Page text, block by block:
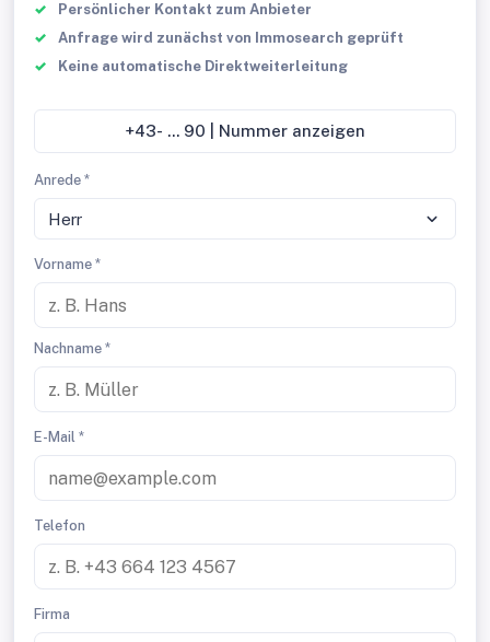
Persönlicher Kontakt zum Anbieter
Anfrage wird zunächst von Immosearch geprüft
Keine automatische Direktweiterleitung
+43- ... 90 | Nummer anzeigen
Anrede *
Herr
Vorname *
Nachname *
E-Mail *
Telefon
Firma